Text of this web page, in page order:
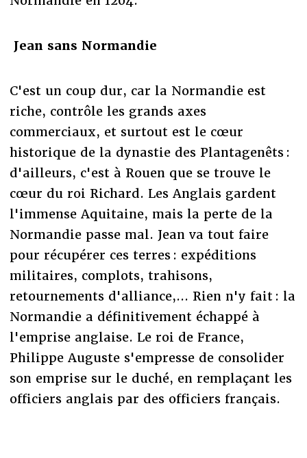
Jean sans Normandie
C'est un coup dur, car la Normandie est
riche, contrôle les grands axes
commerciaux, et surtout est le cœur
historique de la dynastie des Plantagenêts :
d'ailleurs, c'est à Rouen que se trouve le
cœur du roi Richard. Les Anglais gardent
l'immense Aquitaine, mais la perte de la
Normandie passe mal. Jean va tout faire
pour récupérer ces terres : expéditions
militaires, complots, trahisons,
retournements d'alliance,... Rien n'y fait : la
Normandie a définitivement échappé à
l'emprise anglaise. Le roi de France,
Philippe Auguste s'empresse de consolider
son emprise sur le duché, en remplaçant les
officiers anglais par des officiers français.